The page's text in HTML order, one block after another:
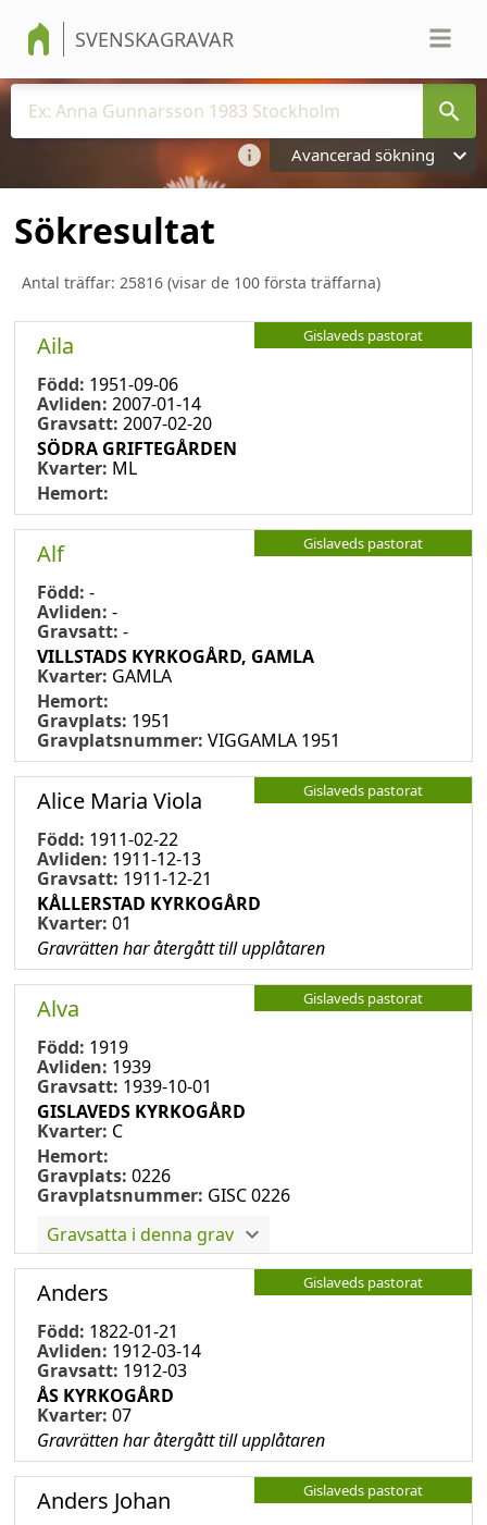
SVENSKAGRAVAR
Avancerad sökning
Sökresultat
Antal träffar: 25816 (visar de 100 första träffarna)
Gislaveds pastorat
Aila
Född: 1951-09-06
Avliden: 2007-01-14
Gravsatt: 2007-02-20
SÖDRA GRIFTEGÅRDEN
Kvarter: ML
Hemort:
Gislaveds pastorat
Alf
Född: -
Avliden: -
Gravsatt: -
VILLSTADS KYRKOGÅRD, GAMLA
Kvarter: GAMLA
Hemort:
Gravplats: 1951
Gravplatsnummer: VIGGAMLA 1951
Gislaveds pastorat
Alice Maria Viola
Född: 1911-02-22
Avliden: 1911-12-13
Gravsatt: 1911-12-21
KÅLLERSTAD KYRKOGÅRD
Kvarter: 01
Gravrätten har återgått till upplåtaren
Gislaveds pastorat
Alva
Född: 1919
Avliden: 1939
Gravsatt: 1939-10-01
GISLAVEDS KYRKOGÅRD
Kvarter: C
Hemort:
Gravplats: 0226
Gravplatsnummer: GISC 0226
Gravsatta i denna grav
Gislaveds pastorat
Anders
Född: 1822-01-21
Avliden: 1912-03-14
Gravsatt: 1912-03
ÅS KYRKOGÅRD
Kvarter: 07
Gravrätten har återgått till upplåtaren
Gislaveds pastorat
Anders Johan